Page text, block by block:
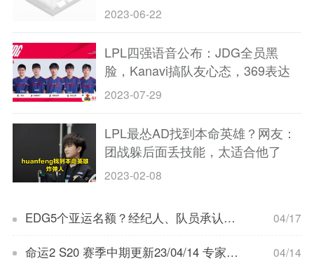
2023-06-22
LPL四强语音公布：JDG全员黑
脸，Kanavi搞队友心态，369表达
不满
2023-07-29
LPL最怂AD找到本命英雄？网友：
团战躲后面丢技能，太适合他了
2023-02-08
EDG5个亚运名额？经纪人、队员承认，LNG的选择让人不解 04/17
命运2 S20 赛季中期更新23/04/14 专家武器强化丨武器沙盒 04/14